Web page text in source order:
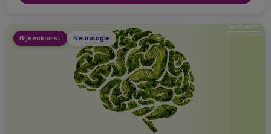
Bijeenkomst Neurologie